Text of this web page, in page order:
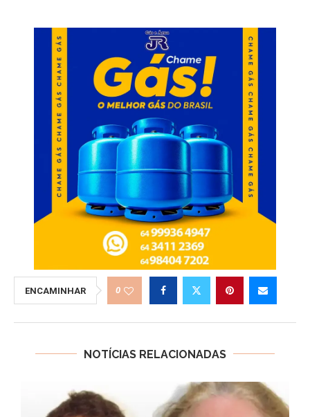
ENCAMINHAR 0
NOTÍCIAS RELACIONADAS